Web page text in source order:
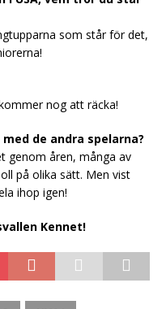
som står för det,
nog att räcka!
de andra spelarna?
genom åren, många av
på olika sätt. Men vist
ihop igen!
Kennet!